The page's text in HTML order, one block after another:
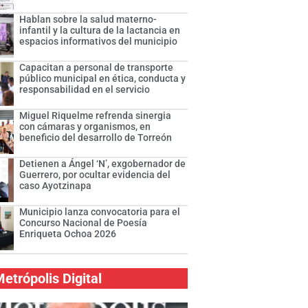
Hablan sobre la salud materno-
infantil y la cultura de la lactancia en
espacios informativos del municipio
Capacitan a personal de transporte
público municipal en ética, conducta y
responsabilidad en el servicio
Miguel Riquelme refrenda sinergia
con cámaras y organismos, en
beneficio del desarrollo de Torreón
Detienen a Ángel ‘N’, exgobernador de
Guerrero, por ocultar evidencia del
caso Ayotzinapa
Municipio lanza convocatoria para el
Concurso Nacional de Poesía
Enriqueta Ochoa 2026
Digital